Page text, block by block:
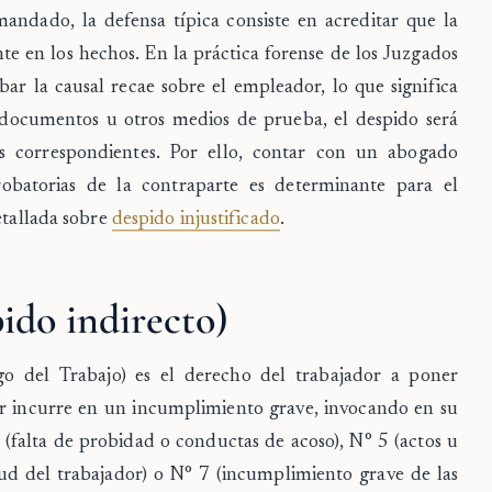
la defensa típica consiste en acreditar que la
en los hechos. En la práctica forense de los Juzgados
la causal recae sobre el empleador, lo que significa
u otros medios de prueba, el despido será
correspondientes. Por ello, contar con un abogado
de la contraparte es determinante para el
sobre despido injustificado.
indirecto)
del Trabajo) es el derecho del trabajador a poner
en un incumplimiento grave, invocando en su
de probidad o conductas de acoso), N° 5 (actos u
del trabajador) o N° 7 (incumplimiento grave de las